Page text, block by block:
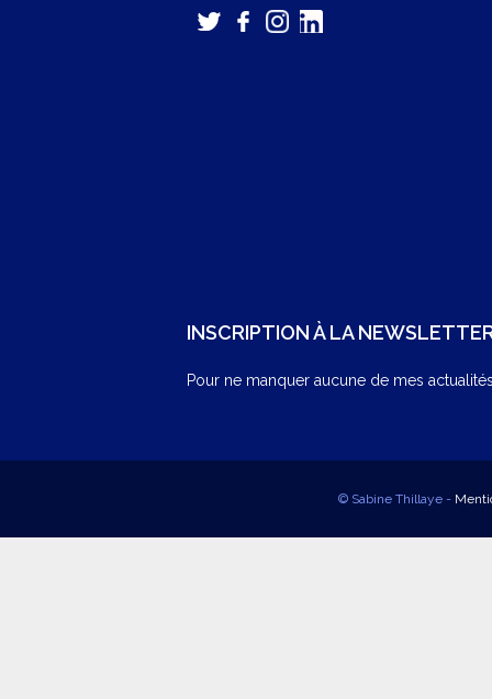
INSCRIPTION À LA
Pour ne manquer aucune de mes
© Sabine Thillaye -